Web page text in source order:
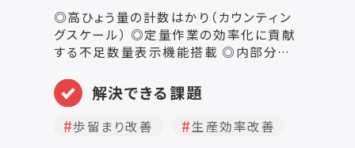
◎高ひょう量の計数はかり（カウンティン
グスケール） ◎定量作業の効率化に貢献
する不足数量表示機能搭載 ◎内部分解
量60kg～2000kgまでの広い計数範囲
で、大型部品の計数作業に最適。 ■『不足
数量表示機能』の採用により、定量作業も
更に効率アップ。 ■内部分解能30万分の
解決できる課題
歩留まり改善 生産効率改善